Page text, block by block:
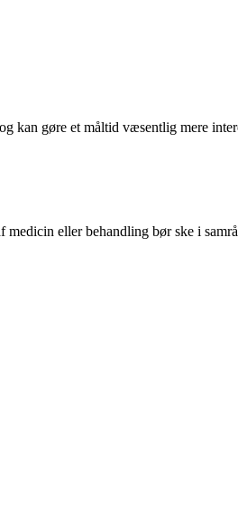
kan gøre et måltid væsentlig mere
eller behandling bør ske i